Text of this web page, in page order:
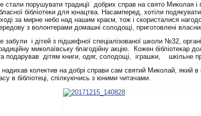
стали порушувати традиції добрих справ на свято Миколая і
бібліотеки для юнацтва. Насамперед, хотіли
за мирне небо над нашим краєм, тож і скористалися
з волонтерами домашні солодощі, приготовлені
забули і дітей з підшефної спеціалізованої школи №32,
миколаївську благодійну акцію. Кожен бібліотекар
подарував дітям книги, одяг, солодощі, іграшки, шкільне
колектив на добрі справи сам святий Миколай, який в
в бібліотеці, спілкуючись з юними читачами.